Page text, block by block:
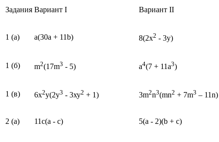
Задания Вариант I Вариант II
1 (a) а(30а + 11b) 8(2x2 - 3у)
1 (б) m2(17m3 - 5) а4(7 + 11а3)
1 (в) 6х2у(2у3 - 3ху2 + 1) 3m2n3(mn2 + 7m3 – 11n)
2 (a) 11с(а - с) 5(а - 2)(b + с)